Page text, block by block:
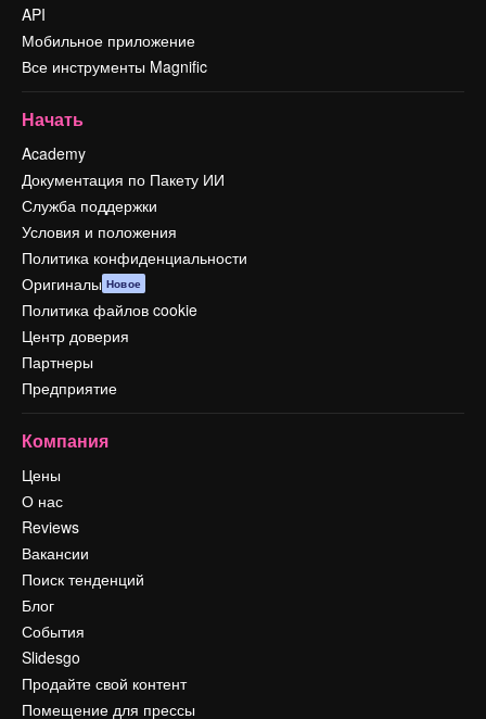
API
Мобильное приложение
Все инструменты Magnific
Начать
Academy
Документация по Пакету ИИ
Служба поддержки
Условия и положения
Политика конфиденциальности
Оригиналы Новое
Политика файлов cookie
Центр доверия
Партнеры
Предприятие
Компания
Цены
О нас
Reviews
Вакансии
Поиск тенденций
Блог
События
Slidesgo
Продайте свой контент
Помещение для прессы